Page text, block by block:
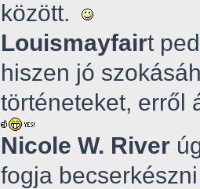
között.
Louismayfairt
hiszen jó
történeteket, erről
Nicole W. River
fogja